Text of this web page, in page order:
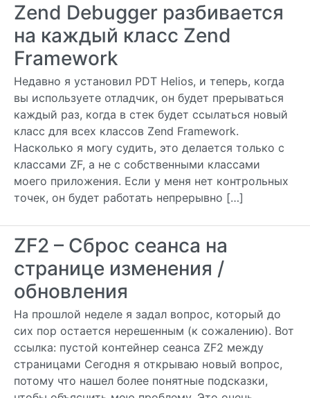
Zend Debugger разбивается
на каждый класс Zend
Framework
Недавно я установил PDT Helios, и теперь, когда
вы используете отладчик, он будет прерываться
каждый раз, когда в стек будет ссылаться новый
класс для всех классов Zend Framework.
Насколько я могу судить, это делается только с
классами ZF, а не с собственными классами
моего приложения. Если у меня нет контрольных
точек, он будет работать непрерывно […]
ZF2 – Сброс сеанса на
странице изменения /
обновления
На прошлой неделе я задал вопрос, который до
сих пор остается нерешенным (к сожалению). Вот
ссылка: пустой контейнер сеанса ZF2 между
страницами Сегодня я открываю новый вопрос,
потому что нашел более понятные подсказки,